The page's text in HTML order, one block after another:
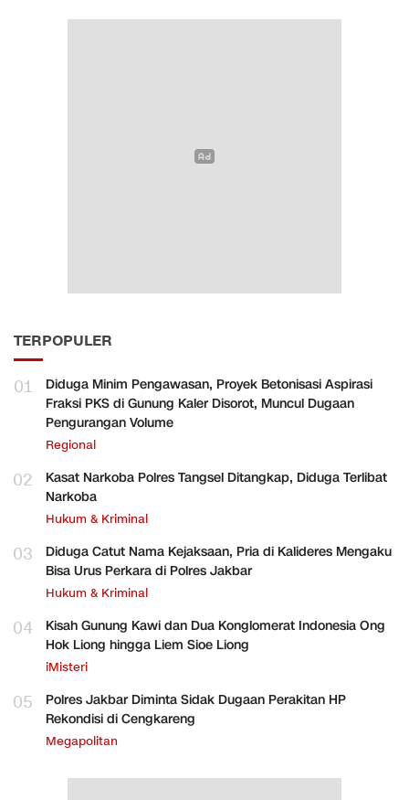
TERPOPULER
01
Diduga Minim Pengawasan, Proyek Betonisasi Aspirasi
Fraksi PKS di Gunung Kaler Disorot, Muncul Dugaan
Pengurangan Volume
Regional
02
Kasat Narkoba Polres Tangsel Ditangkap, Diduga Terlibat
Narkoba
Hukum & Kriminal
03
Diduga Catut Nama Kejaksaan, Pria di Kalideres Mengaku
Bisa Urus Perkara di Polres Jakbar
Hukum & Kriminal
04
Kisah Gunung Kawi dan Dua Konglomerat Indonesia Ong
Hok Liong hingga Liem Sioe Liong
iMisteri
05
Polres Jakbar Diminta Sidak Dugaan Perakitan HP
Rekondisi di Cengkareng
Megapolitan